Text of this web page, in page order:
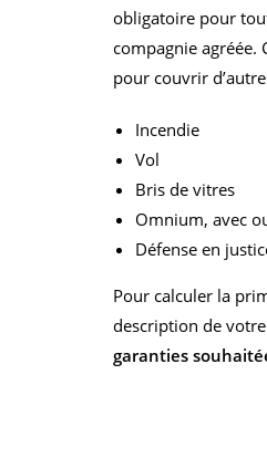
obligatoire pour
compagnie agréée.
pour couvrir
Incendie
Vol
Bris de vitres
Omnium, avec
Défense en
Pour calculer la
description de
garanties